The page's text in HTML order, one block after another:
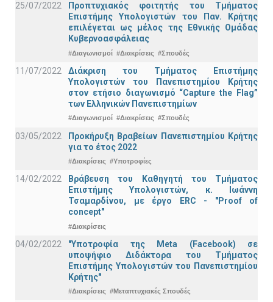
25/07/2022
Προπτυχιακός φοιτητής του Τμήματος
Επιστήμης Υπολογιστών του Παν. Κρήτης
επιλέγεται ως μέλος της Εθνικής Ομάδας
Κυβερνοασφάλειας
#Διαγωνισμοί #Διακρίσεις #Σπουδές
11/07/2022
Διάκριση του Τμήματος Επιστήμης
Υπολογιστών του Πανεπιστημίου Κρήτης
στον ετήσιο διαγωνισμό “Capture the Flag”
των Ελληνικών Πανεπιστημίων
#Διαγωνισμοί #Διακρίσεις #Σπουδές
03/05/2022
Προκήρυξη Βραβείων Πανεπιστημίου Κρήτης
για το έτος 2022
#Διακρίσεις #Υποτροφίες
14/02/2022
Βράβευση του Καθηγητή του Τμήματος
Επιστήμης Υπολογιστών, κ. Ιωάννη
Τσαμαρδίνου, με έργο ERC - "Proof of
concept"
#Διακρίσεις
04/02/2022
"Υποτροφία της Meta (Facebook) σε
υποψήφιο Διδάκτορα του Τμήματος
Επιστήμης Υπολογιστών του Πανεπιστημίου
Κρήτης"
#Διακρίσεις #Μεταπτυχιακές Σπουδές